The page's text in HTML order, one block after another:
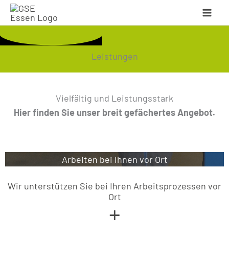
Zum
Inhalt
springen
Leistungen
Vielfältig und Leistungsstark
Hier finden Sie unser breit gefächertes Angebot.
Arbeiten bei Ihnen vor Ort
Wir unterstützen Sie bei Ihren Arbeitsprozessen vor
Ort
+